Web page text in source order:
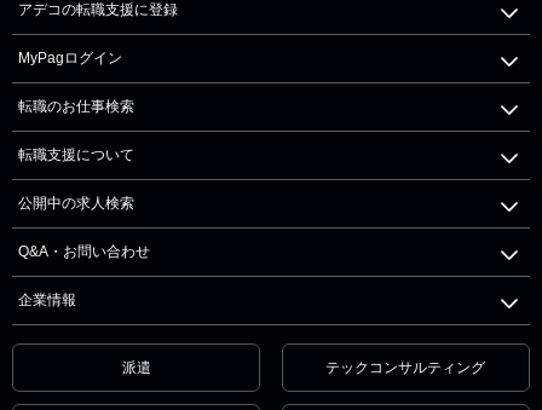
アデコの転職支援に登録
MyPagログイン
転職のお仕事検索
転職支援について
公開中の求人検索
Q&A・お問い合わせ
企業情報
派遣 テックコンサルティング